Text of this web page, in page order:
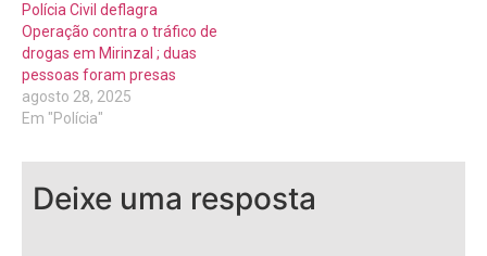
Polícia Civil deflagra
Operação contra o tráfico de
drogas em Mirinzal ; duas
pessoas foram presas
agosto 28, 2025
Em "Polícia"
Deixe uma resposta